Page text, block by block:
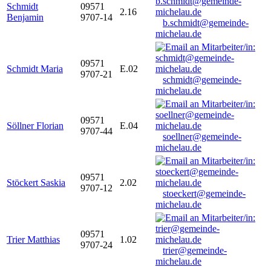
Schmidt
Benjamin
09571
9707-14
2.16
b.schmidt@gemeinde-
michelau.de
Schmidt Maria
09571
9707-21
E.02
schmidt@gemeinde-
michelau.de
Söllner Florian
09571
9707-44
E.04
soellner@gemeinde-
michelau.de
Stöckert Saskia
09571
9707-12
2.02
stoeckert@gemeinde-
michelau.de
Trier Matthias
09571
9707-24
1.02
trier@gemeinde-
michelau.de